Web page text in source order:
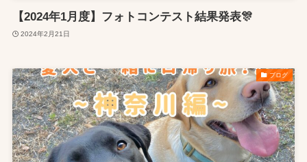
【2024年1月度】フォトコンテスト結果発表🎊
2024年2月21日
ブログ